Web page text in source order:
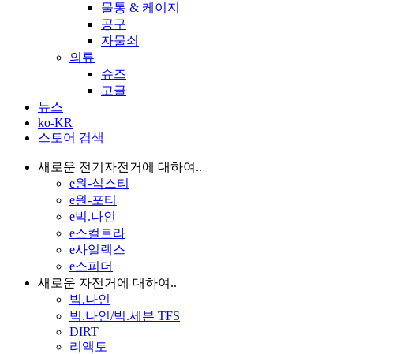
물통 & 케이지
공구
자물쇠
의류
슈즈
고글
뉴스
ko-KR
스토어 검색
새로운 전기자전거에 대하여..
e원-식스티
e원-포티
e빅.나인
e스컬트라
e사일렉스
e스피더
새로운 자전거에 대하여..
빅.나인
빅.나인/빅.세븐 TFS
DIRT
리액토